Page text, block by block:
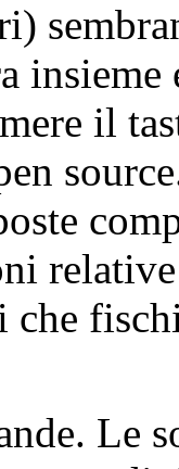
insieme
il
che
Le